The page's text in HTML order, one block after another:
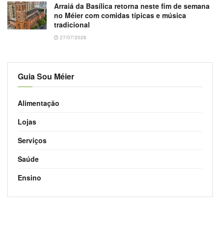
Arraiá da Basílica retorna neste fim de semana
no Méier com comidas típicas e música
tradicional
27/07/2026
Guia Sou Méier
Alimentação
Lojas
Serviços
Saúde
Ensino